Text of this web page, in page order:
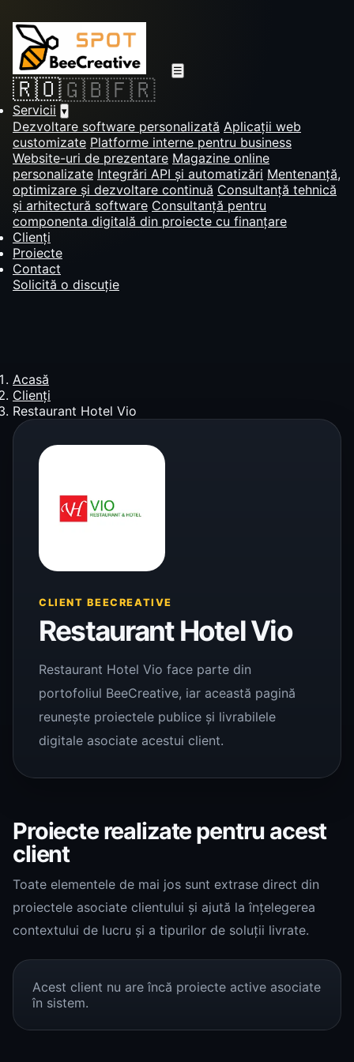
☰
🇷🇴🇬🇧🇫🇷
Servicii ▾
Dezvoltare software personalizată Aplicații web
customizate Platforme interne pentru business
Website-uri de prezentare Magazine online
personalizate Integrări API și automatizări Mentenanță,
optimizare și dezvoltare continuă Consultanță tehnică
și arhitectură software Consultanță pentru
componenta digitală din proiecte cu finanțare
Clienți
Proiecte
Contact
Solicită o discuție
Acasă
Clienți
Restaurant Hotel Vio
CLIENT BEECREATIVE
Restaurant Hotel Vio
Restaurant Hotel Vio face parte din
portofoliul BeeCreative, iar această pagină
reunește proiectele publice și livrabilele
digitale asociate acestui client.
Proiecte realizate pentru acest
client
Toate elementele de mai jos sunt extrase direct din
proiectele asociate clientului și ajută la înțelegerea
contextului de lucru și a tipurilor de soluții livrate.
Acest client nu are încă proiecte active asociate
în sistem.